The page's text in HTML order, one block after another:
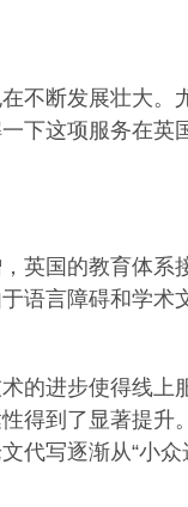
不断发展壮大
下这项服务在英
英国的教育体
语言障碍和学
的进步使得线
得到了显著提
写逐渐从“小众